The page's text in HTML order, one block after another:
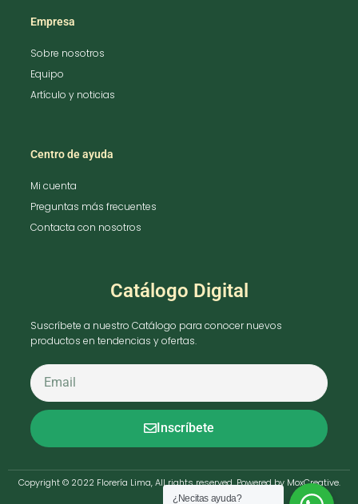
Empresa
Sobre nosotros
Equipo
Artículo y noticias
Centro de ayuda
Mi cuenta
Preguntas más frecuentes
Contacta con nosotros
Catálogo Digital
Suscríbete a nuestro Catálogo para conocer nuevos
productos en tendencias y ofertas.
Inscríbete
Copyright © 2022 Florería Lima, All rights reserved. Powered by MoxCreative.
¿Necitas ayuda?